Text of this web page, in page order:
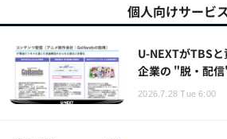
個人向けサービ
U-NEXTがTBS
企業の "脱・配
2026.7.28 Tue 6:00